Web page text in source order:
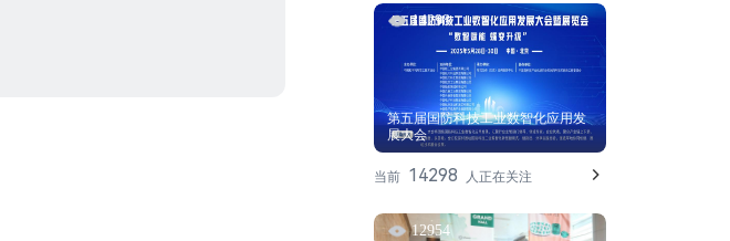
14298
第五届国防科技工业数智化应用发
展大会
当前 14298 人正在关注
12954